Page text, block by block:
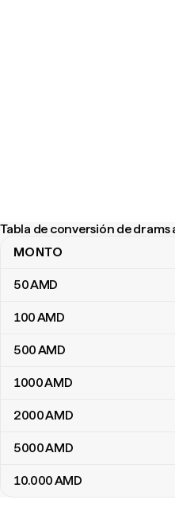
Tabla de conversión de drams
Tabla de conversión de drams
MONTO
50AMD
100AMD
500AMD
1000AMD
2000AMD
5000AMD
10.000AMD